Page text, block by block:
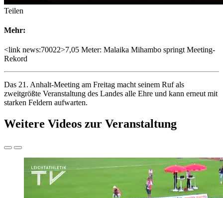
Teilen
Mehr:
<link news:70022>7,05 Meter: Malaika Mihambo springt Meeting-
Rekord
Das 21. Anhalt-Meeting am Freitag macht seinem Ruf als
zweitgrößte Veranstaltung des Landes alle Ehre und kann erneut mit
starken Feldern aufwarten.
Weitere Videos zur Veranstaltung